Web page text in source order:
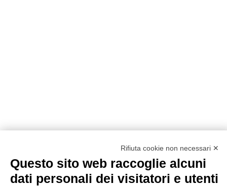
Rifiuta cookie non necessari ✕
Questo sito web raccoglie alcuni
dati personali dei visitatori e utenti